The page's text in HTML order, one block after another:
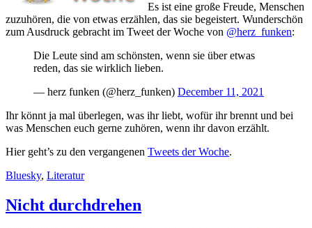
Es ist eine große Freude, Menschen
zuzuhören, die von etwas erzählen, das sie begeistert. Wunderschön
zum Ausdruck gebracht im Tweet der Woche von @herz_funken:
Die Leute sind am schönsten, wenn sie über etwas
reden, das sie wirklich lieben.
— herz funken (@herz_funken) December 11, 2021
Ihr könnt ja mal überlegen, was ihr liebt, wofür ihr brennt und bei
was Menschen euch gerne zuhören, wenn ihr davon erzählt.
Hier geht’s zu den vergangenen Tweets der Woche.
Bluesky, Literatur
Nicht durchdrehen